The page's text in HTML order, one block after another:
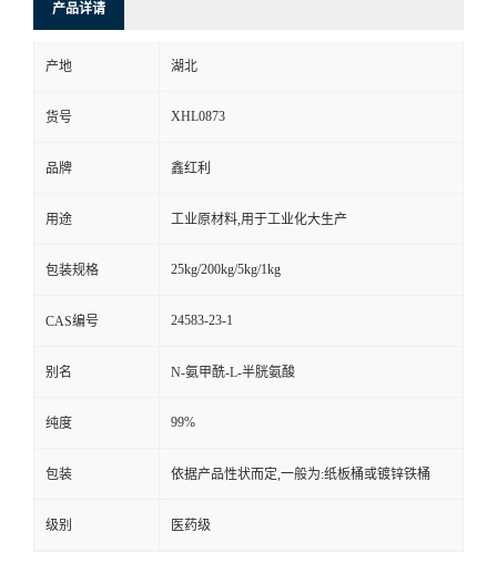
产品详请
产地 湖北
货号 XHL0873
品牌 鑫红利
用途 工业原材料,用于工业化大生产
包装规格 25kg/200kg/5kg/1kg
CAS编号 24583-23-1
别名 N-氨甲酰-L-半胱氨酸
纯度 99%
包装 依据产品性状而定,一般为:纸板桶或镀锌铁桶
级别 医药级